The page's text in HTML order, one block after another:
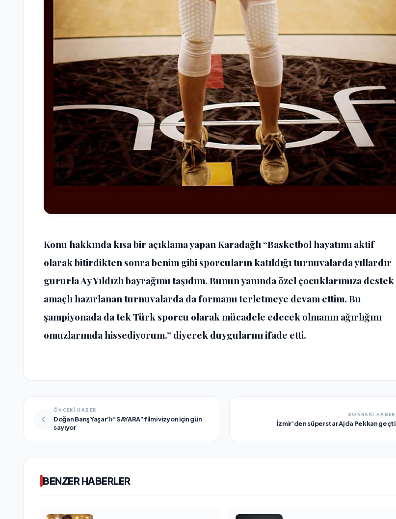
Konu hakkında kısa bir açıklama yapan Karadağlı “Basketbol hayatımı aktif
olarak bitirdikten sonra benim gibi sporcuların katıldığı turnuvalarda yıllardır
gururla Ay Yıldızlı bayrağımı taşıdım. Bunun yanında özel çocuklarımıza destek
amaçlı hazırlanan turnuvalarda da formamı terletmeye devam ettim. Bu
şampiyonada da tek Türk sporcu olarak mücadele edecek olmanın ağırlığını
omuzlarımda hissediyorum.” diyerek duygularını ifade etti.
ÖNCEKİ HABER
Doğan Barış Yaşar’lı “SAYARA” filmi vizyon için gün
sayıyor
SONRAKİ HABER
İzmir’den süperstar Ajda Pekkan geçti
BENZER HABERLER